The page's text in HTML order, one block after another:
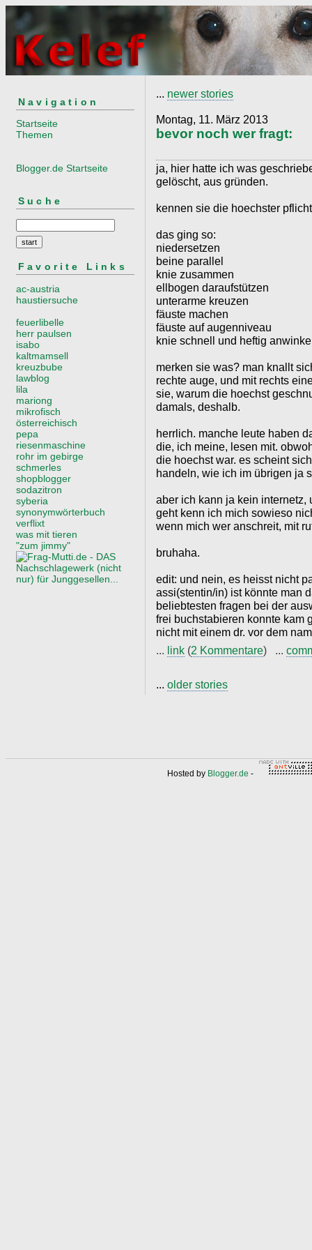
Navigation
Startseite
Themen
Blogger.de Startseite
Suche
Favorite Links
ac-austria
haustiersuche
feuerlibelle
herr paulsen
isabo
kaltmamsell
kreuzbube
lawblog
lila
mariong
mikrofisch
österreichisch
pepa
riesenmaschine
rohr im gebirge
schmerles
shopblogger
sodazitron
syberia
synonymwörterbuch
verflixt
was mit tieren
"zum jimmy"
... newer stories
Montag, 11. März 2013
bevor noch wer fragt:
ja, hier hatte ich was
gelöscht, aus gründen.
kennen sie die hoechster
das ging so:
niedersetzen
beine parallel
knie zusammen
ellbogen daraufstützen
unterarme kreuzen
fäuste machen
fäuste auf augenniveau
knie schnell und heftig
merken sie was? man knallt
rechte auge, und mit rechts
sie, warum die hoechst
damals, deshalb.
herrlich. manche leute haben
die, ich meine, lesen mit.
die hoechst war. es scheint
handeln, wie ich im übrigen ja
aber ich kann ja kein internetz,
geht kenn ich mich sowieso
wenn mich wer anschreit, mit
bruhaha.
edit: und nein, es heisst nicht
assi(stentin/in) ist könnte man
beliebtesten fragen bei der
frei buchstabieren konnte kam
nicht mit einem dr. vor dem
... link (2 Kommentare) ...
... older stories
Hosted by Blogger.de -